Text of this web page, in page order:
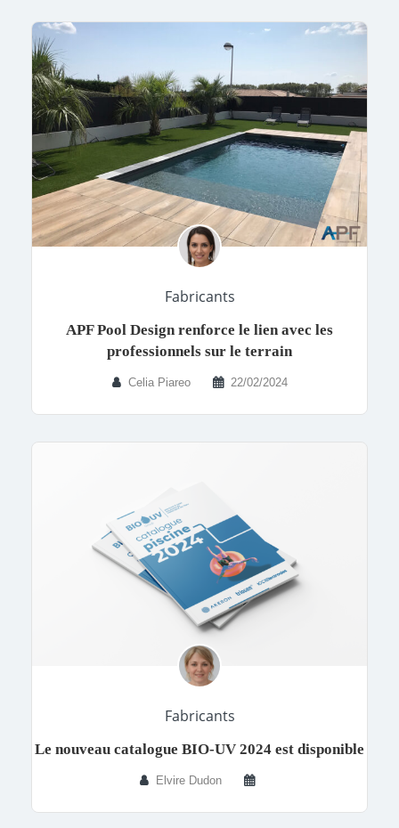
Fabricants
APF Pool Design renforce le lien avec les
professionnels sur le terrain
Celia Piareo 22/02/2024
Fabricants
Le nouveau catalogue BIO-UV 2024 est disponible
Elvire Dudon